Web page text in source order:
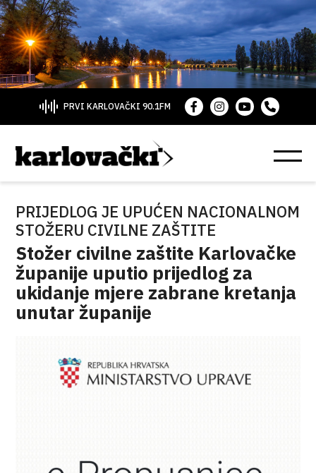
PRVI KARLOVAČKI 90.1FM
PRIJEDLOG JE UPUĆEN NACIONALNOM
STOŽERU CIVILNE ZAŠTITE
Stožer civilne zaštite Karlovačke
županije uputio prijedlog za
ukidanje mjere zabrane kretanja
unutar županije